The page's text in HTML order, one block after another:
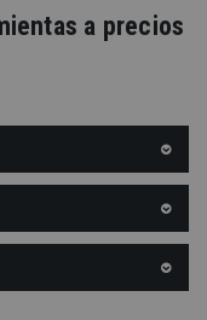
a precios